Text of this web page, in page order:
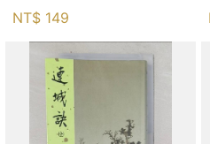
NT$ 149